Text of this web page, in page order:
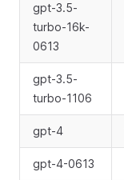
gpt-3.5-
turbo-16k-
0613
gpt-3.5-
turbo-1106
gpt-4
gpt-4-0613